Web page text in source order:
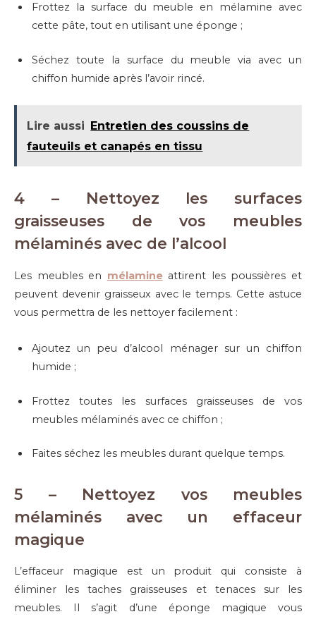
Frottez la surface du meuble en mélamine avec
cette pâte, tout en utilisant une éponge ;
Séchez toute la surface du meuble via avec un
chiffon humide après l’avoir rincé.
Lire aussi Entretien des coussins de
fauteuils et canapés en tissu
4 – Nettoyez les surfaces
graisseuses de vos meubles
mélaminés avec de l’alcool
Les meubles en mélamineattirent les poussières et
peuvent devenir graisseux avec le temps. Cette astuce
vous permettra de les nettoyer facilement :
Ajoutez un peu d’alcool ménager sur un chiffon
humide ;
Frottez toutes les surfaces graisseuses de vos
meubles mélaminés avec ce chiffon ;
Faites séchez les meubles durant quelque temps.
5 – Nettoyez vos meubles
mélaminés avec un effaceur
magique
L’effaceur magique est un produit qui consiste à
éliminer les taches graisseuses et tenaces sur les
meubles. Il s’agit d’une éponge magique vous